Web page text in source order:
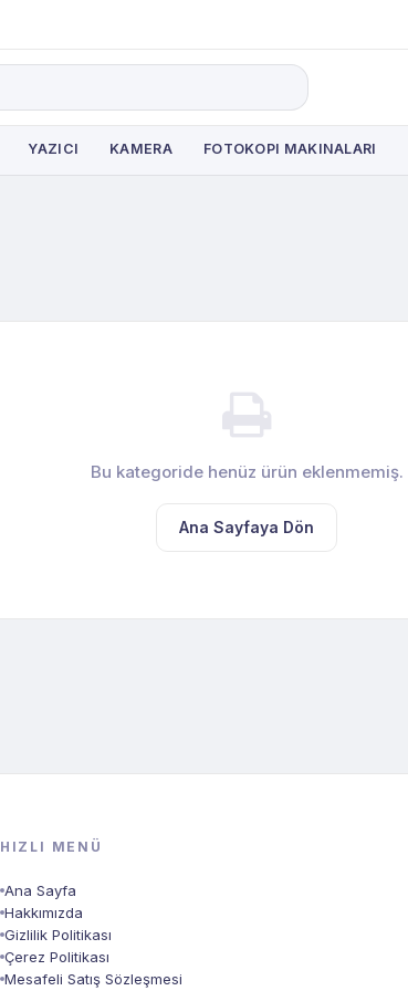
YAZICI KAMERA FOTOKOPI MAKINALARI
Bu kategoride henüz ürün eklenmemiş.
Ana Sayfaya Dön
HIZLI MENÜ
Ana Sayfa
Hakkımızda
Gizlilik Politikası
Çerez Politikası
Mesafeli Satış Sözleşmesi